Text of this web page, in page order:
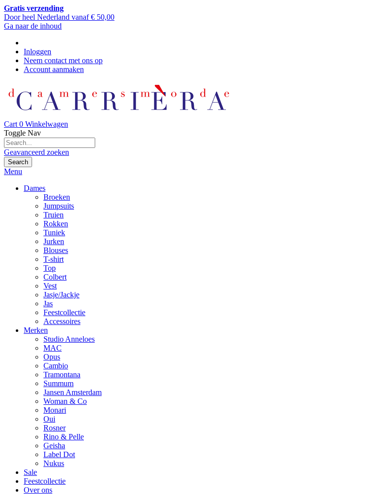
Gratis verzending
Door heel Nederland vanaf € 50,00
Ga naar de inhoud
Inloggen
Neem contact met ons op
Account aanmaken
Cart 0 Winkelwagen
Toggle Nav
Geavanceerd zoeken
Search
Menu
Dames
Broeken
Jumpsuits
Truien
Rokken
Tuniek
Jurken
Blouses
T-shirt
Top
Colbert
Vest
Jasje/Jackje
Jas
Feestcollectie
Accessoires
Merken
Studio Anneloes
MAC
Opus
Cambio
Tramontana
Summum
Jansen Amsterdam
Woman & Co
Monari
Oui
Rosner
Rino & Pelle
Geisha
Label Dot
Nukus
Sale
Feestcollectie
Over ons